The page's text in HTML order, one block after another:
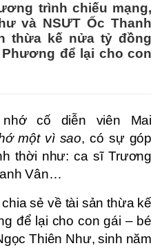
trình chiếu mạng,
và NSƯT Ốc Thanh
thừa kế nửa tỷ đồng
để lại cho con
cố diễn viên Mai
một vì sao, có sự góp
thời như: ca sĩ Trương
Vân…
sẻ về tài sản thừa kế
để lại cho con gái – bé
Thiên Như, sinh năm